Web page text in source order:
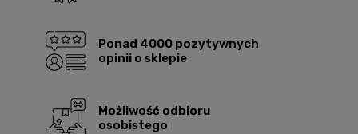
Ponad 4000 pozytywnych
opinii o sklepie
Możliwość odbioru
osobistego